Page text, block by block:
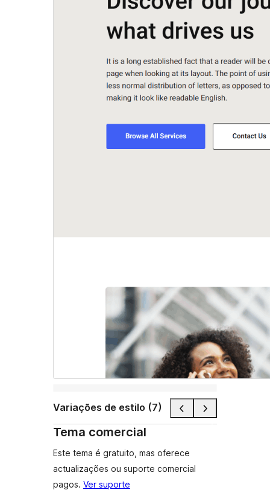
Variações de estilo (7)
Tema comercial
Este tema é gratuito, mas oferece
actualizações ou suporte comercial
pagos. Ver suporte